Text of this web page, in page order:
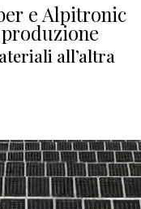
e Alpitronic
all’altra